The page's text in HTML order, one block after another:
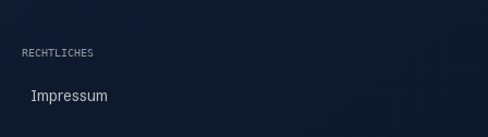
RECHTLICHES
Impressum